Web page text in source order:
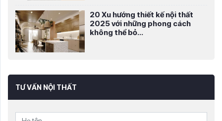
20 Xu hướng thiết kế nội thất
2025 với những phong cách
không thể bỏ...
TƯ VẤN NỘI THẤT